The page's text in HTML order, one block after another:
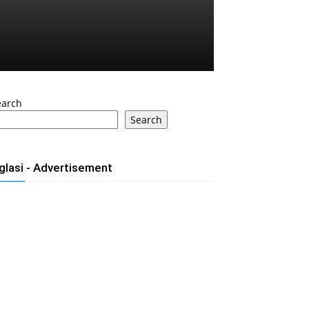
Search
- Advertisement